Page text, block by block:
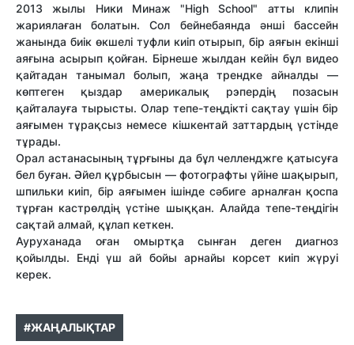
2013 жылы Ники Минаж "High School" атты клипін
жариялаған болатын. Сол бейнебаянда әнші бассейн
жанында биік өкшелі туфли киіп отырып, бір аяғын екінші
аяғына асырып қойған. Бірнеше жылдан кейін бұл видео
қайтадан танымал болып, жаңа трендке айналды —
көптеген қыздар америкалық рэпердің позасын
қайталауға тырысты. Олар тепе-теңдікті сақтау үшін бір
аяғымен тұрақсыз немесе кішкентай заттардың үстінде
тұрады.
Орал астанасының тұрғыны да бұл челленджге қатысуға
бел буған. Әйел құрбысын — фотографты үйіне шақырып,
шпильки киіп, бір аяғымен ішінде сәбиге арналған қоспа
тұрған кастрөлдің үстіне шыққан. Алайда тепе-теңдігін
сақтай алмай, құлап кеткен.
Ауруханада оған омыртқа сынған деген диагноз
қойылды. Енді үш ай бойы арнайы корсет киіп жүруі
керек.
#ЖАҢАЛЫҚТАР